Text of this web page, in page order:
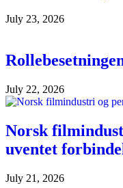
July 23, 2026
July 22, 2026
Norsk
uventet
July 21, 2026